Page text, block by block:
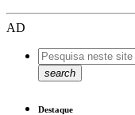
AD
search
Destaque